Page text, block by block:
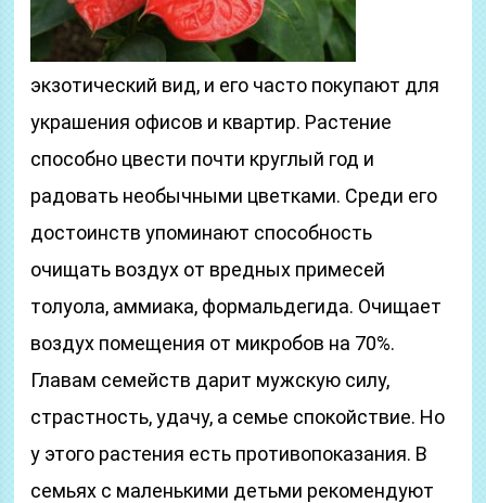
экзотический вид, и его часто покупают для
украшения офисов и квартир. Растение
способно цвести почти круглый год и
радовать необычными цветками. Среди его
достоинств упоминают способность
очищать воздух от вредных примесей
толуола, аммиака, формальдегида. Очищает
воздух помещения от микробов на 70%.
Главам семейств дарит мужскую силу,
страстность, удачу, а семье спокойствие. Но
у этого растения есть противопоказания. В
семьях с маленькими детьми рекомендуют